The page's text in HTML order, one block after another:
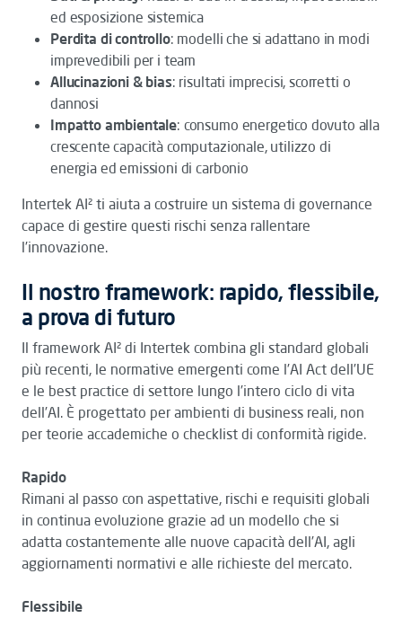
ed esposizione sistemica
Perdita di controllo: modelli che si adattano in modi
imprevedibili per i team
Allucinazioni & bias: risultati imprecisi, scorretti o
dannosi
Impatto ambientale: consumo energetico dovuto alla
crescente capacità computazionale, utilizzo di
energia ed emissioni di carbonio
Intertek AI² ti aiuta a costruire un sistema di governance
capace di gestire questi rischi senza rallentare
l’innovazione.
Il nostro framework: rapido, flessibile,
a prova di futuro
Il framework AI² di Intertek combina gli standard globali
più recenti, le normative emergenti come l’AI Act dell’UE
e le best practice di settore lungo l’intero ciclo di vita
dell’AI. È progettato per ambienti di business reali, non
per teorie accademiche o checklist di conformità rigide.
Rapido
Rimani al passo con aspettative, rischi e requisiti globali
in continua evoluzione grazie ad un modello che si
adatta costantemente alle nuove capacità dell’AI, agli
aggiornamenti normativi e alle richieste del mercato.
Flessibile